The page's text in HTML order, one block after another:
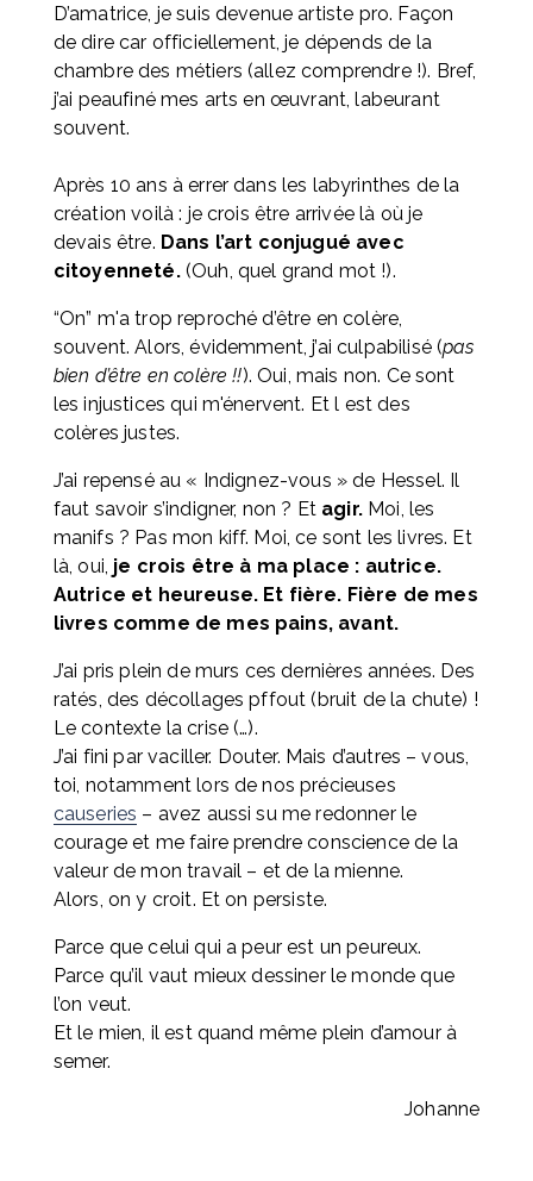
D’amatrice, je suis devenue artiste pro. Façon
de dire car officiellement, je dépends de la
chambre des métiers (allez comprendre !). Bref,
j’ai peaufiné mes arts en œuvrant, labeurant
souvent.
Après 10 ans à errer dans les labyrinthes de la
création voilà : je crois être arrivée là où je
devais être. Dans l’art conjugué avec
citoyenneté. (Ouh, quel grand mot !).
“On” m'a trop reproché d’être en colère,
souvent. Alors, évidemment, j’ai culpabilisé (pas
bien d’être en colère !!). Oui, mais non. Ce sont
les injustices qui m'énervent. Et l est des
colères justes.
J’ai repensé au « Indignez-vous » de Hessel. Il
faut savoir s’indigner, non ? Et agir. Moi, les
manifs ? Pas mon kiff. Moi, ce sont les livres. Et
là, oui, je crois être à ma place : autrice.
Autrice et heureuse. Et fière. Fière de mes
livres comme de mes pains, avant.
J’ai pris plein de murs ces dernières années. Des
ratés, des décollages pffout (bruit de la chute) !
Le contexte la crise (…).
J’ai fini par vaciller. Douter. Mais d’autres – vous,
causeries – avez aussi su me redonner le
courage et me faire prendre conscience de la
valeur de mon travail – et de la mienne.
Alors, on y croit. Et on persiste.
Parce que celui qui a peur est un peureux.
Parce qu’il vaut mieux dessiner le monde que
l’on veut.
Et le mien, il est quand même plein d’amour à
semer.
Johanne